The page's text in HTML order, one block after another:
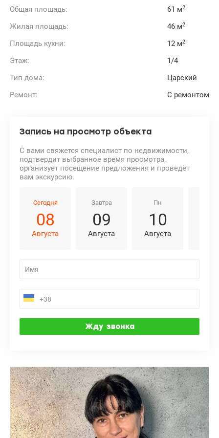
соответствующая центру, инфраструктура.
0930041992 Виктория
Общая площадь:
61 м2
Жилая площадь: 46 м2
Площадь кухни: 12 м2
Этаж:
1/4
Тип дома:
Царский
Ремонт:
С ремонтом
Запись на просмотр объекта
С вами свяжется специалист по недвижимости,
подтвердит выбранное время просмотра,
организует посещение предложения и проведёт
вам экскурсию.
Сегодня
08
Августа
Завтра
09
Августа
Пн
10
Августа